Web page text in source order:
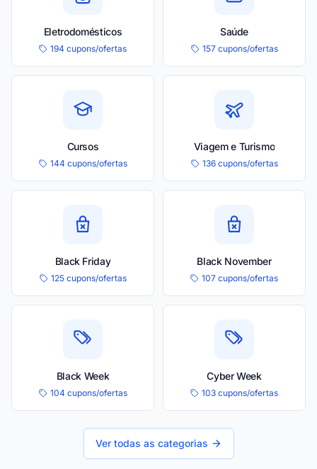
Eletrodomésticos
194 cupons/ofertas
Saúde
157 cupons/ofertas
Cursos
144 cupons/ofertas
Viagem e Turismo
136 cupons/ofertas
Black Friday
125 cupons/ofertas
Black November
107 cupons/ofertas
Black Week
104 cupons/ofertas
Cyber Week
103 cupons/ofertas
Ver todas as categorias